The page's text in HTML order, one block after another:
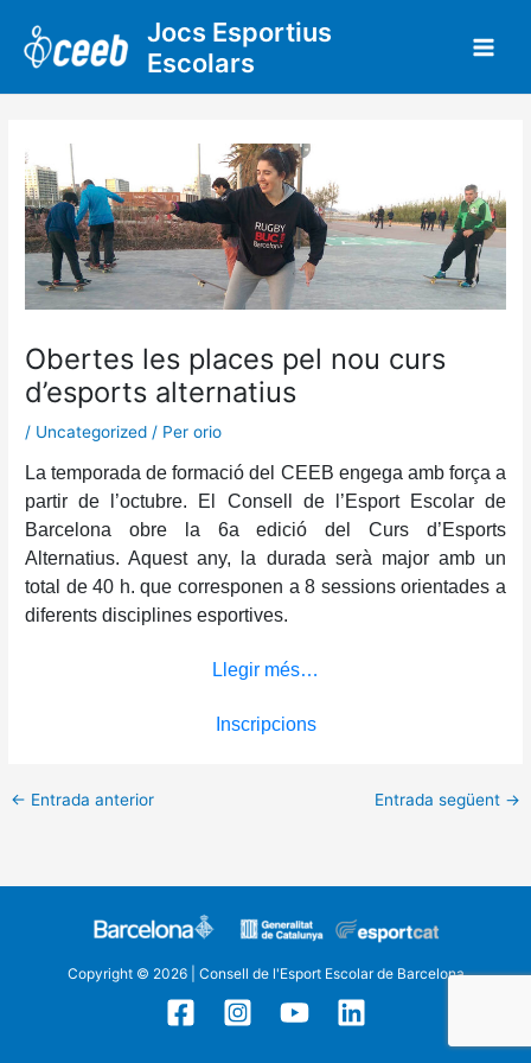
contingut
Jocs Esportius
Escolars
Obertes les places pel nou curs
d’esports alternatius
/ Uncategorized / Per orio
La temporada de formació del CEEB engega amb força a
partir de l’octubre. El Consell de l’Esport Escolar de
Barcelona obre la 6a edició del Curs d’Esports
Alternatius. Aquest any, la durada serà major amb un
total de 40 h. que corresponen a 8 sessions orientades a
diferents disciplines esportives.
Llegir més…
Inscripcions
← Entrada anterior Entrada següent →
Copyright © 2026 | Consell de l'Esport Escolar de Barcelona